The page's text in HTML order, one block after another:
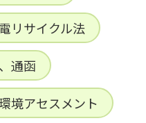
リサイクル法
通函
境アセスメント